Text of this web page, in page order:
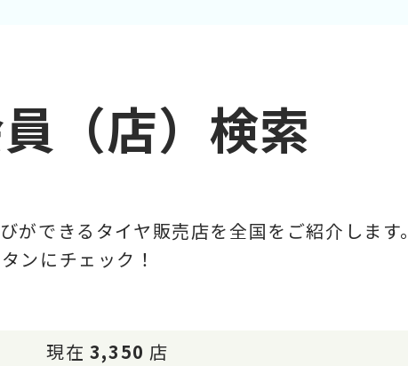
（店）検索
ができるタイヤ販売店を全国をご紹介します。
ンにチェック！
現在 3,350 店